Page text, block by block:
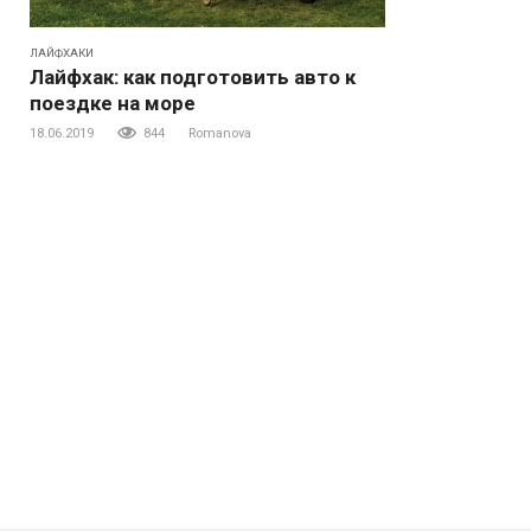
ЛАЙФХАКИ
Лайфхак: как подготовить авто к
поездке на море
18.06.2019 844 Romanova